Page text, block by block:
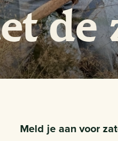
de
Meld je aan voor